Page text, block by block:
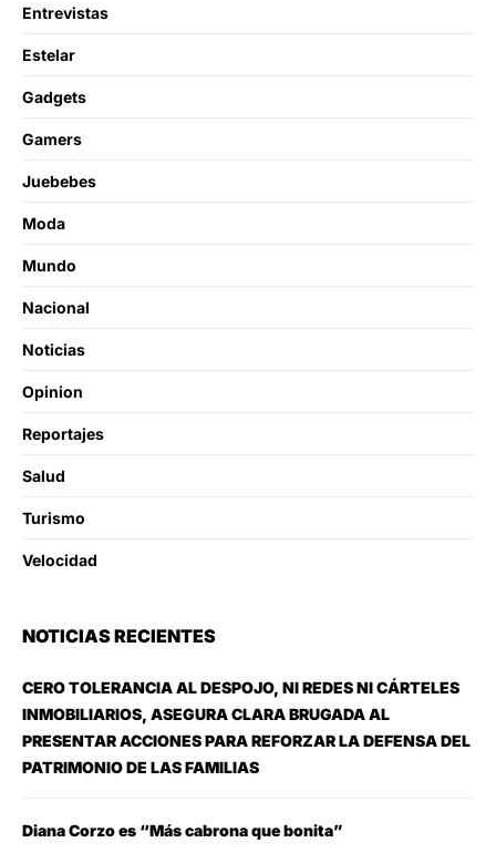
Entrevistas
Estelar
Gadgets
Gamers
Juebebes
Moda
Mundo
Nacional
Noticias
Opinion
Reportajes
Salud
Turismo
Velocidad
NOTICIAS RECIENTES
CERO TOLERANCIA AL DESPOJO, NI REDES NI CÁRTELES
INMOBILIARIOS, ASEGURA CLARA BRUGADA AL
PRESENTAR ACCIONES PARA REFORZAR LA DEFENSA DEL
PATRIMONIO DE LAS FAMILIAS
Diana Corzo es “Más cabrona que bonita”